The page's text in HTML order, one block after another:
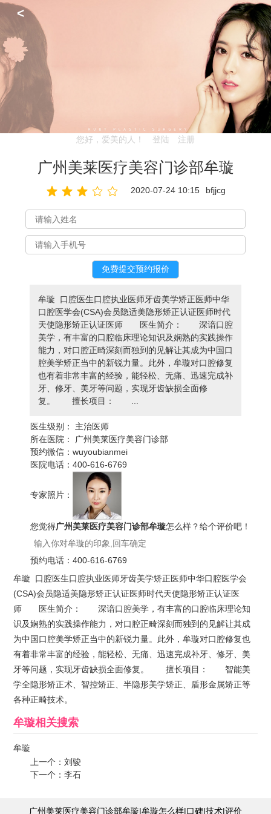
<
您好，爱美的人！ 登陆 注册
广州美莱医疗美容门诊部牟璇
2020-07-24 10:15 bfjjcg
牟璇 口腔医生口腔执业医师牙齿美学矫正医师中华
口腔医学会(CSA)会员隐适美隐形矫正认证医师时代
天使隐形矫正认证医师 医生简介： 深谙口腔
美学，有丰富的口腔临床理论知识及娴熟的实践操作
能力，对口腔正畸深刻而独到的见解让其成为中国口
腔美学矫正当中的新锐力量。此外，牟璇对口腔修复
也有着非常丰富的经验，能轻松、无痛、迅速完成补
牙、修牙、美牙等问题，实现牙齿缺损全面修
复。 擅长项目： ...
医生级别：
主治医师
所在医院：
广州美莱医疗美容门诊部
预约微信：wuyoubianmei
医院电话：400-616-6769
专家照片：
您觉得广州美莱医疗美容门诊部牟璇怎么样？给个评价吧！
预约电话：400-616-6769
牟璇 口腔医生口腔执业医师牙齿美学矫正医师中华口腔医学会
(CSA)会员隐适美隐形矫正认证医师时代天使隐形矫正认证医
师 医生简介： 深谙口腔美学，有丰富的口腔临床理论知
识及娴熟的实践操作能力，对口腔正畸深刻而独到的见解让其成
为中国口腔美学矫正当中的新锐力量。此外，牟璇对口腔修复也
有着非常丰富的经验，能轻松、无痛、迅速完成补牙、修牙、美
牙等问题，实现牙齿缺损全面修复。 擅长项目： 智能美
学全隐形矫正术、智控矫正、半隐形美学矫正、盾形金属矫正等
各种正畸技术。
牟璇相关搜索
牟璇
上一个：刘骏
下一个：李石
广州美莱医疗美容门诊部牟璇|牟璇怎么样|口碑|技术|评价